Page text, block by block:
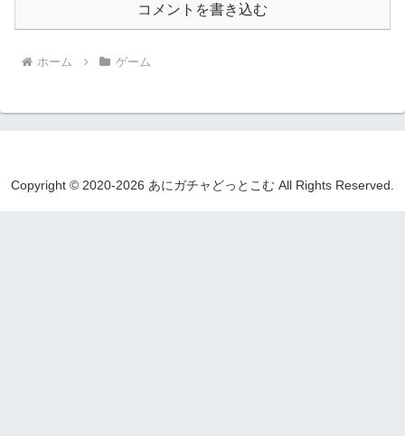
コメントを書き込む
ホーム ゲーム
Copyright © 2020-2026 あにガチャどっとこむ All Rights Reserved.